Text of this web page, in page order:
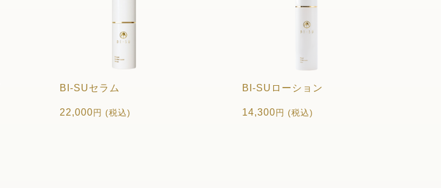
BI-SUセラム
22,000円 (税込)
BI-SUローション
14,300円 (税込)